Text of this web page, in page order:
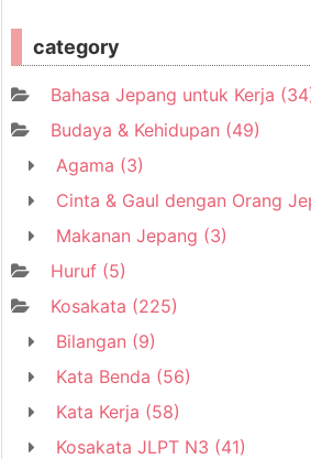
category
Bahasa Jepang untuk Kerja
Budaya & Kehidupan (49)
Agama (3)
Cinta & Gaul dengan Orang
Makanan Jepang (3)
Huruf (5)
Kosakata (225)
Bilangan (9)
Kata Benda (56)
Kata Kerja (58)
Kosakata JLPT N3 (41)